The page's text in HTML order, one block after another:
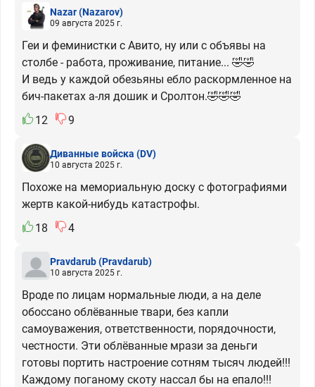
Nazar(Nazarov)
09 августа 2025 г.
Геи и феминистки с Авито, ну или с объявы на
столбе - работа, проживание, питание... 🤣🤣
И ведь у каждой обезьяны ебло раскормленное на
бич-пакетах а-ля дошик и Сролтон.🤣🤣🤣
12
9
Диванные войска (DV)
10 августа 2025 г.
Похоже на мемориальную доску с фотографиями
жертв какой-нибудь катастрофы.
18
4
Pravdarub(Pravdarub)
10 августа 2025 г.
Вроде по лицам нормальные люди, а на деле
обоссано облёванные твари, без капли
самоуважения, ответственности, порядочности,
честности. Эти облёванные мрази за деньги
готовы портить настроение сотням тысяч людей!!!
Каждому поганому скоту нассал бы на епало!!!